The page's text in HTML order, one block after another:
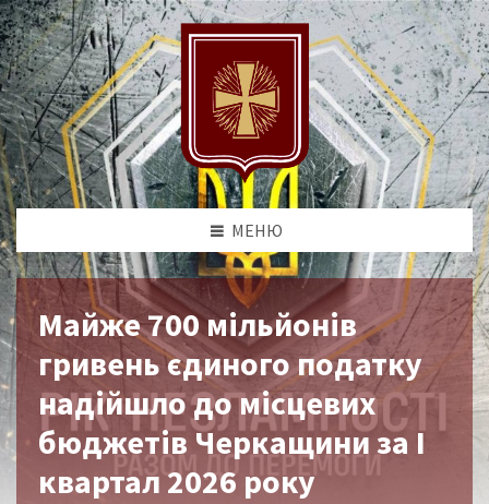
МЕНЮ
Майже 700 мільйонів
гривень єдиного податку
надійшло до місцевих
бюджетів Черкащини за І
квартал 2026 року